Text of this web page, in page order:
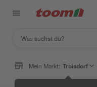
Mein Markt: Troisdorf